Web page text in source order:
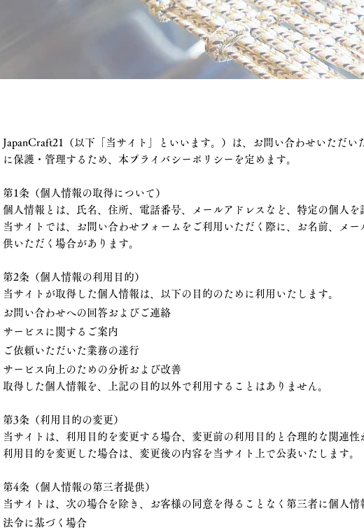
JapanCraft21（以下「当サイト」といいます。）は、お問い合わせいただ
に保護・管理するため、本プライバシーポリシーを定めます。
第1条（個人情報の取得について）
個人情報とは、氏名、住所、電話番号、メールアドレスなど、特定の個人を
当サイトでは、お問い合わせフォームをご利用いただく際に、お名前、メ
供いただく場合があります。
第2条（個人情報の利用目的）
当サイトが取得した個人情報は、以下の目的のために利用いたします。
お問い合わせへの回答およびご連絡
サービスに関するご案内
ご依頼いただいた業務の遂行
サービス向上のための分析および改善
取得した個人情報を、上記の目的以外で利用することはありません。
第3条（利用目的の変更）
当サイトは、利用目的を変更する場合、変更前の利用目的と合理的な関連性
利用目的を変更した場合は、変更後の内容を当サイト上で公表いたします。
第4条（個人情報の第三者提供）
当サイトは、次の場合を除き、お客様の同意を得ることなく第三者に個人情
法令に基づく場合